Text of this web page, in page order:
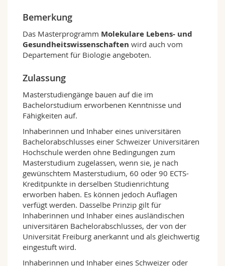
und Übungen im Projektschreiben begleitet.
Die Masterarbeit (60 ECTS-Kreditpunkte bei den
drei Optionen zu 120 ECTS-Kreditpunkten; 45
ECTS-Kreditpunkte bei der Option «Unterricht»
zu 90 ECTS-Kreditpunkten) wird in einem der
Zusammenarbeit mit anderen
die Studierenden sämtliche Aspekte des
täglichen Lebens eines Wissenschaftlers in der
Forschung kennenlernen können. Die
Studierenden erhalten auch die Möglichkeit,
ihre Arbeit in einem Forschungsseminar zu
präsentieren. Durch Fachabkommen mit den
Universitäten Bern und Neuenburg
(Rahmenvereinbarung des BENEFRI-
Netzwerkes) können die Studierenden Kurse in
diesen Institutionen besuchen und sich diese
für das Studienprogramm in Freiburg
anrechnen lassen. Das Masterprogramm in
Umweltbiologie steht Studierenden offen, die
ihren Bachelor of Science in Biologie
abgeschlossen haben. Auch Studierende mit
einem abgeschlossenen Bachelor of Science in
Bemerkung
Das Masterprogramm Molekulare Lebens- und
Gesundheitswissenschaften wird auch vom
Departement für Biologie angeboten.
Zulassung
Masterstudiengänge bauen auf die im
Bachelorstudium erworbenen Kenntnisse und
Fähigkeiten auf.
Inhaberinnen und Inhaber eines universitären
Bachelorabschlusses einer Schweizer Universitären
Hochschule werden ohne Bedingungen zum
Masterstudium zugelassen, wenn sie, je nach
gewünschtem Masterstudium, 60 oder 90 ECTS-
Kreditpunkte in derselben Studienrichtung
erworben haben. Es können jedoch Auflagen
verfügt werden. Dasselbe Prinzip gilt für
Inhaberinnen und Inhaber eines ausländischen
universitären Bachelorabschlusses, der von der
Universität Freiburg anerkannt und als gleichwertig
eingestuft wird.
Inhaberinnen und Inhaber eines Schweizer oder